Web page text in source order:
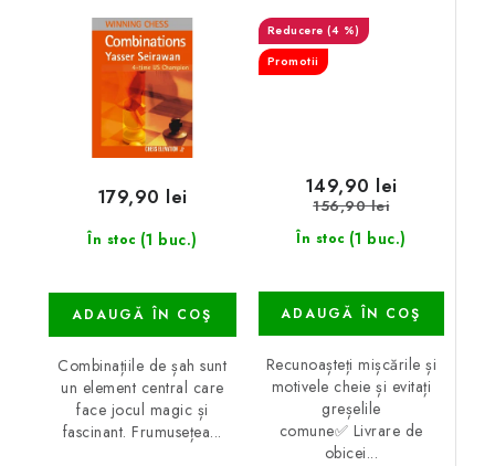
În stoc (1 buc.)
179,90 lei
ADAUGĂ ÎN COŞ
Combinațiile de șah sunt
un element central care
face jocul magic și
fascinant. Frumusețea...
(4 %)
Promotii
În stoc (1 buc.)
149,90 lei
156,90 lei
ADAUGĂ ÎN COŞ
Recunoașteți mișcările și
motivele cheie și evitați
greșelile
comune✅ Livrare de
obicei...